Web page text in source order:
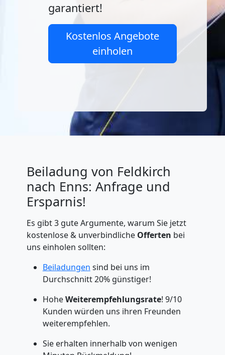
garantiert!
Kostenlos Angebote
einholen
Beiladung von Feldkirch
nach Enns: Anfrage und
Ersparnis!
Es gibt 3 gute Argumente, warum Sie jetzt
kostenlose & unverbindliche Offerten bei
uns einholen sollten:
Beiladungen sind bei uns im
Durchschnitt 20% günstiger!
HoheWeiterempfehlungsrate! 9/10
Kunden würden uns ihren Freunden
weiterempfehlen.
Sie erhalten innerhalb von wenigen